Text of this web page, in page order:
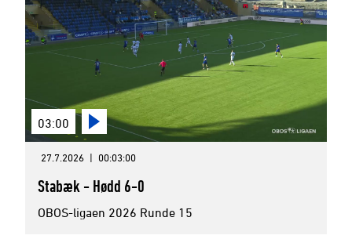
03:00
27.7.2026 | 00:03:00
Stabæk - Hødd 6-0
OBOS-ligaen 2026 Runde 15